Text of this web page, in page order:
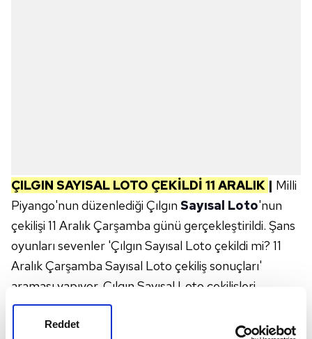
Reddet
ÇILGIN SAYISAL LOTO ÇEKİLDİ 11 ARALIK | Milli
Piyango'nun düzenlediği Çılgın Sayısal Loto'nun
çekilişi 11 Aralık Çarşamba günü gerçekleştirildi. Şans
oyunları sevenler 'Çılgın Sayısal Loto çekildi mi? 11
Aralık Çarşamba Sayısal Loto çekiliş sonuçları'
araması yapıyor. Çılgın Sayısal Loto çekilişleri
pazartesi, çarşamba ve cumartesi günleri
gerçekleştiriliyor. İşte 11 Aralık Çılgın Sayısal Loto